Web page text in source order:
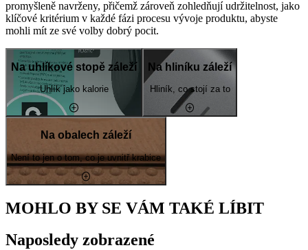
promyšleně navrženy, přičemž zároveň zohledňují udržitelnost, jako
klíčové kritérium v každé fázi procesu vývoje produktu, abyste
mohli mít ze své volby dobrý pocit.
Na uhlíkové stopě záleží
Uhlík jako kalorie
Na hliníku záleží
Hliník, co stojí za to
Na obalech záleží
Není to jen o tom, co je uvnitř krabice
MOHLO BY SE VÁM TAKÉ LÍBIT
Naposledy zobrazené